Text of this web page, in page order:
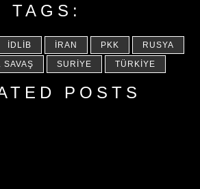
TAGS:
İDLIB İRAN PKK
RUSYA
SAVAŞ SURIYE TÜRKIYE
POSTS